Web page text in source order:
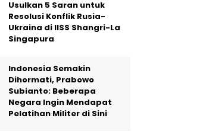
Usulkan 5 Saran untuk
Resolusi Konflik Rusia-
Ukraina di IISS Shangri-La
Singapura
Indonesia Semakin
Dihormati, Prabowo
Subianto: Beberapa
Negara Ingin Mendapat
Pelatihan Militer di Sini